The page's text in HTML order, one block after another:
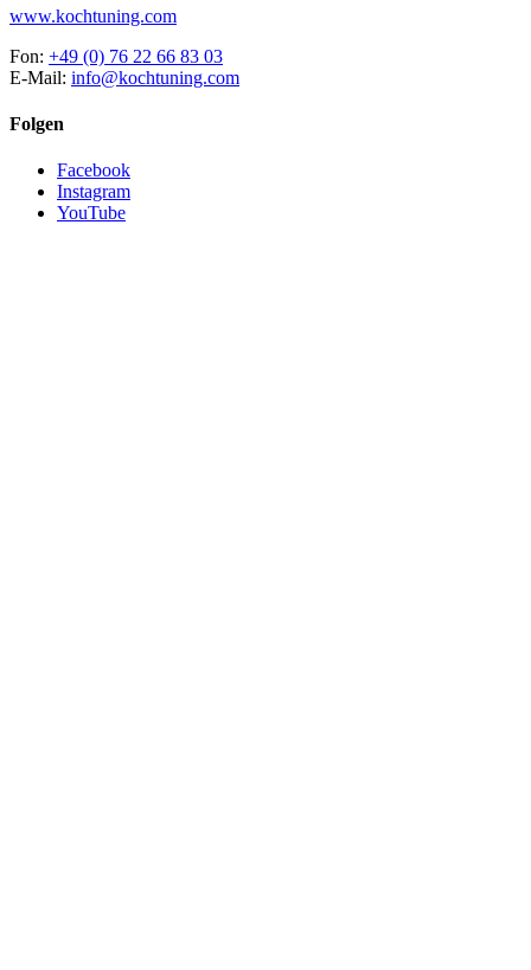
www.kochtuning.com
Fon: +49 (0) 76 22 66 83 03
E-Mail: info@kochtuning.com
Folgen
Facebook
Instagram
YouTube